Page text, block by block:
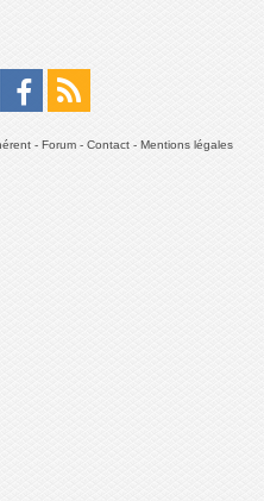
- Forum - Contact - Mentions légales